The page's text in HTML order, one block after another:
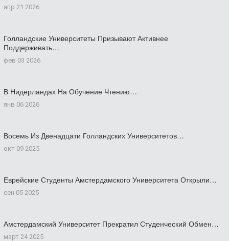
апр 21 2026
Голландские Университеты Призывают Активнее
Поддерживать…
фев 03 2026
В Нидерландах На Обучение Чтению…
янв 06 2026
Восемь Из Двенадцати Голландских Университетов…
окт 09 2025
Еврейские Студенты Амстердамского Университета Открыли…
сен 05 2025
Амстердамский Университет Прекратил Студенческий Обмен…
март 24 2025